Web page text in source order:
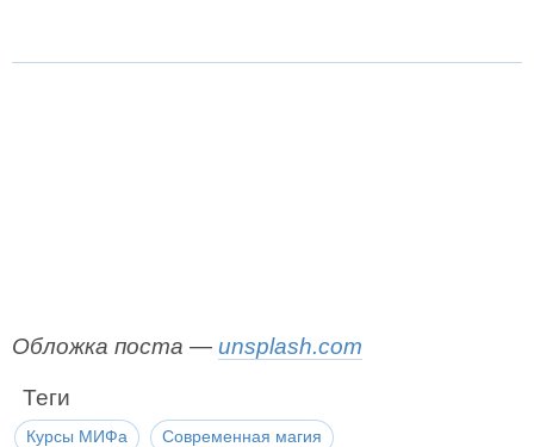
Обложка поста — unsplash.com
Теги
Курсы МИФа Современная магия